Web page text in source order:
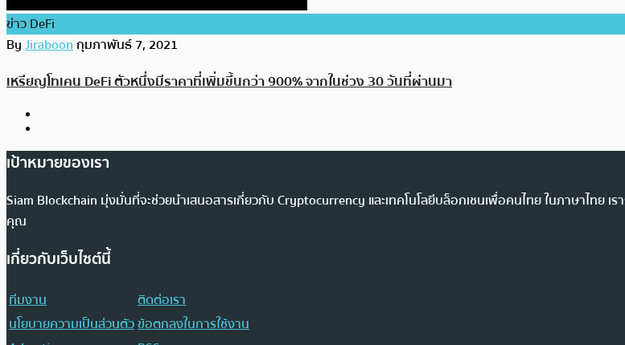
ข่าว DeFi
ByJiraboonกุมภาพันธ์ 7, 2021
เหรียญโทเคน DeFi ตัวหนึ่งมีราคาที่เพิ่มขึ้นกว่า 900% จากในช่วง 30 วันที่ผ่านมา
เป้าหมายของเรา
Siam Blockchain มุ่งมั่นที่จะช่วยนำเสนอสารเกี่ยวกับ Cryptocurrency และเทคโนโลยีบล็อกเชนเพื่อคนไทย ในภาษาไทย
คุณ
เกี่ยวกับเว็บไซต์นี้
ทีมงาน
ติดต่อเรา
นโยบายความเป็นส่วนตัวข้อตกลงในการใช้งาน